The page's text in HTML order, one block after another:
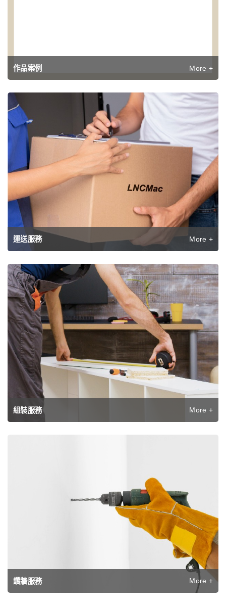
作品案例 More +
運送服務 More +
組裝服務 More +
鑽牆服務 More +